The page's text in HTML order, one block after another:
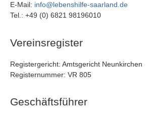
E-Mail: info@lebenshilfe-saarland.de
Tel.: +49 (0) 6821 98196010
Vereinsregister
Registergericht: Amtsgericht Neunkirchen
Registernummer: VR 805
Geschäftsführer